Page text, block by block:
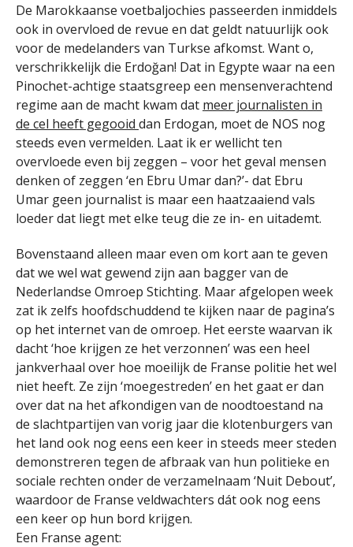
De Marokkaanse voetbaljochies passeerden inmiddels
ook in overvloed de revue en dat geldt natuurlijk ook
voor de medelanders van Turkse afkomst. Want o,
verschrikkelijk die Erdoğan! Dat in Egypte waar na een
Pinochet-achtige staatsgreep een mensenverachtend
regime aan de macht kwam dat meer journalisten in
de cel heeft gegooid dan Erdogan, moet de NOS nog
steeds even vermelden. Laat ik er wellicht ten
overvloede even bij zeggen – voor het geval mensen
denken of zeggen ‘en Ebru Umar dan?’- dat Ebru
Umar geen journalist is maar een haatzaaiend vals
loeder dat liegt met elke teug die ze in- en uitademt.
Bovenstaand alleen maar even om kort aan te geven
dat we wel wat gewend zijn aan bagger van de
Nederlandse Omroep Stichting. Maar afgelopen week
zat ik zelfs hoofdschuddend te kijken naar de pagina’s
op het internet van de omroep. Het eerste waarvan ik
dacht ‘hoe krijgen ze het verzonnen’ was een heel
jankverhaal over hoe moeilijk de Franse politie het wel
niet heeft. Ze zijn ‘moegestreden’ en het gaat er dan
over dat na het afkondigen van de noodtoestand na
de slachtpartijen van vorig jaar die klotenburgers van
het land ook nog eens een keer in steeds meer steden
demonstreren tegen de afbraak van hun politieke en
sociale rechten onder de verzamelnaam ‘Nuit Debout’,
waardoor de Franse veldwachters dát ook nog eens
een keer op hun bord krijgen.
Een Franse agent: